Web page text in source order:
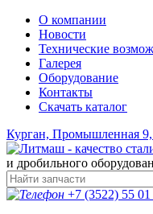
О компании
Новости
Технические
Галерея
Оборудование
Контакты
Скачать каталог
Курган, Промышленная 9,
и дробильного
+7 (3522) 55 01